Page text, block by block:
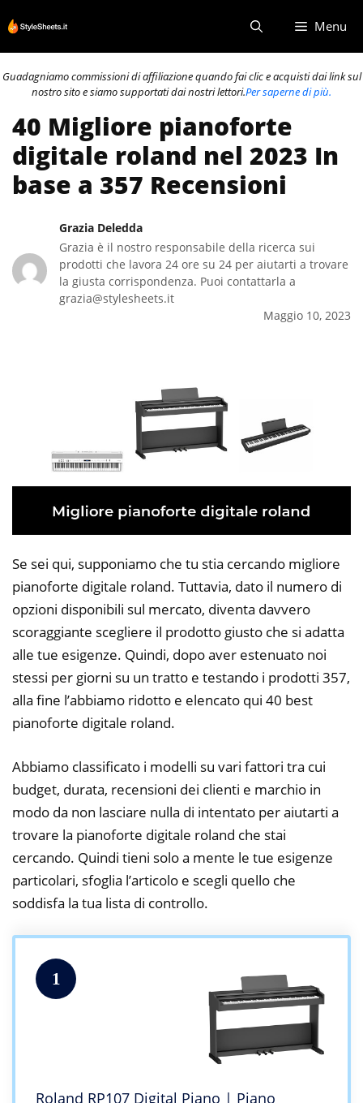
al
contenuto
Menu
Guadagniamo commissioni di affiliazione quando fai clic e acquisti dai link sul
nostro sito e siamo supportati dai nostri lettori.Per saperne di più.
40 Migliore pianoforte
digitale roland nel 2023 In
base a 357 Recensioni
Grazia Deledda
Grazia è il nostro responsabile della ricerca sui
prodotti che lavora 24 ore su 24 per aiutarti a trovare
la giusta corrispondenza. Puoi contattarla a
grazia@stylesheets.it
Maggio 10, 2023
Se sei qui, supponiamo che tu stia cercando migliore
pianoforte digitale roland. Tuttavia, dato il numero di
opzioni disponibili sul mercato, diventa davvero
scoraggiante scegliere il prodotto giusto che si adatta
alle tue esigenze. Quindi, dopo aver estenuato noi
stessi per giorni su un tratto e testando i prodotti 357,
alla fine l’abbiamo ridotto e elencato qui 40 best
pianoforte digitale roland.
Abbiamo classificato i modelli su vari fattori tra cui
budget, durata, recensioni dei clienti e marchio in
modo da non lasciare nulla di intentato per aiutarti a
trovare la pianoforte digitale roland che stai
cercando. Quindi tieni solo a mente le tue esigenze
particolari, sfoglia l’articolo e scegli quello che
soddisfa la tua lista di controllo.
1
Roland RP107 Digital Piano | Piano